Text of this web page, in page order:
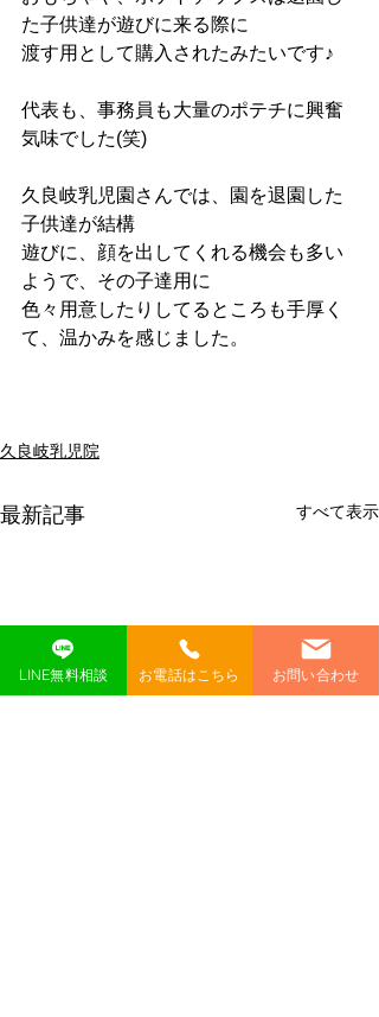
た子供達が遊びに来る際に
渡す用として購入されたみたいです♪
代表も、事務員も大量のポテチに興奮
気味でした(笑)
久良岐乳児園さんでは、園を退園した
子供達が結構
遊びに、顔を出してくれる機会も多い
ようで、その子達用に
色々用意したりしてるところも手厚く
て、温かみを感じました。
久良岐乳児院
最新記事 すべて表示
LINE無料相談 お電話はこちら お問い合わせ